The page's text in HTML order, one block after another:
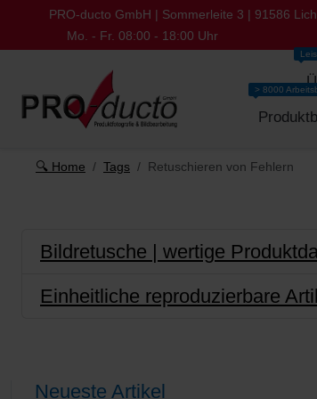
PRO-ducto GmbH | Sommerleite 3 | 91586
Mo. - Fr. 08:00 - 18:00 Uhr
> 8000
🔍 Home Tags Retuschieren von Fehlern
Bildretusche | wertige
Einheitliche reproduzierbare
Neueste Artikel